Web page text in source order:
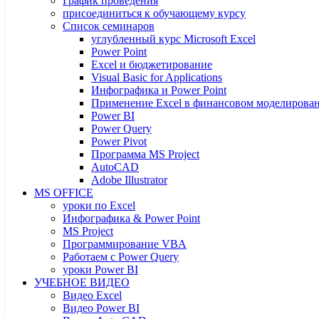
присоединиться к обучающему курсу
Список семинаров
углубленный курс Microsoft Excel
Power Point
Excel и бюджетирование
Visual Basic for Applications
Инфографика и Power Point
Применение Excel в финансовом
Power BI
Power Query
Power Pivot
Программа MS Project
AutoCAD
Adobe Illustrator
MS OFFICE
уроки по Excel
Инфографика & Power Point
MS Project
Программирование VBA
Работаем с Power Query
уроки Power BI
УЧЕБНОЕ ВИДЕО
Видео Excel
Видео Power BI